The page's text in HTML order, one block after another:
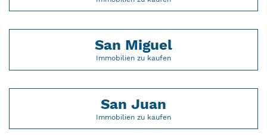
San Miguel
Immobilien zu kaufen
San Juan
Immobilien zu kaufen